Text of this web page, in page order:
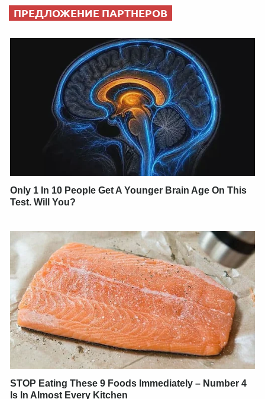
ПРЕДЛОЖЕНИЕ ПАРТНЕРОВ
Only 1 In 10 People Get A Younger Brain Age On This
Test. Will You?
STOP Eating These 9 Foods Immediately – Number 4
Is In Almost Every Kitchen